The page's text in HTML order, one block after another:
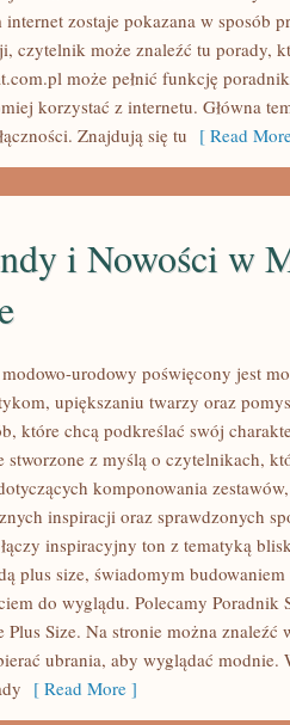
zostaje pokazana w sposób
czytelnik może znaleźć tu porady,
może pełnić funkcję
korzystać z internetu. Główna
Znajdują się tu [ Read
i Nowości w
urodowy poświęcony jest
upiększaniu twarzy oraz
które chcą podkreślać swój
stworzone z myślą o czytelnikach,
komponowania
inspiracji oraz sprawdzonych
inspiracyjny ton z tematyką
plus size, świadomym
do wyglądu. Polecamy
Plus Size. Na stronie można znaleźć
ubrania, aby wyglądać modnie.
[ Read More ]